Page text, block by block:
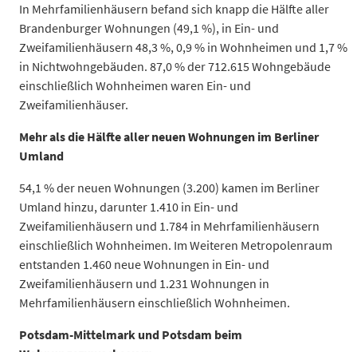
2021
1.364.117
2022
1.371.874
2023
1.382.084
2024
2025
In Mehrfamilienhäusern befand sich knapp die Hälfte aller
Brandenburger Wohnungen (49,1 %), in Ein- und
Zweifamilienhäusern 48,3 %, 0,9 % in Wohnheimen und 1,7 %
in Nichtwohngebäuden. 87,0 % der 712.615 Wohngebäude
einschließlich Wohnheimen waren Ein- und
Zweifamilienhäuser.
Mehr als die Hälfte aller neuen Wohnungen im Berliner
Umland
54,1 % der neuen Wohnungen (3.200) kamen im Berliner
Umland hinzu, darunter 1.410 in Ein- und
Zweifamilienhäusern und 1.784 in Mehrfamilienhäusern
einschließlich Wohnheimen. Im Weiteren Metropolenraum
entstanden 1.460 neue Wohnungen in Ein- und
Zweifamilienhäusern und 1.231 Wohnungen in
Mehrfamilienhäusern einschließlich Wohnheimen.
Potsdam-Mittelmark und Potsdam beim